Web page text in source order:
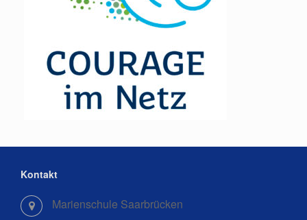
Kontakt
Marienschule Saarbrücken